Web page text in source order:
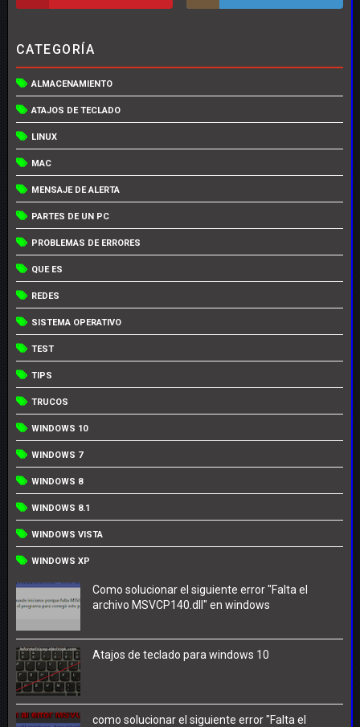
CATEGORÍA
ALMACENAMIENTO
ATAJOS DE TECLADO
LINUX
MAC
MENSAJE DE ALERTA
PARTES DE UN PC
PROBLEMAS DE ERRORES
QUE ES
REDES
SISTEMA OPERATIVO
TEST
TIPS
TRUCOS
WINDOWS 10
WINDOWS 7
WINDOWS 8
WINDOWS 8.1
WINDOWS VISTA
WINDOWS XP
Como solucionar el siguiente error "Falta el
archivo MSVCP140.dll" en windows
Atajos de teclado para windows 10
como solucionar el siguiente error "Falta el